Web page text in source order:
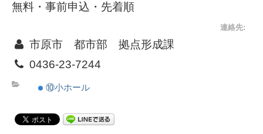
無料・事前申込・先着順
連絡先:
市原市 都市部 拠点形成課
0436-23-7244
⑩小ホール